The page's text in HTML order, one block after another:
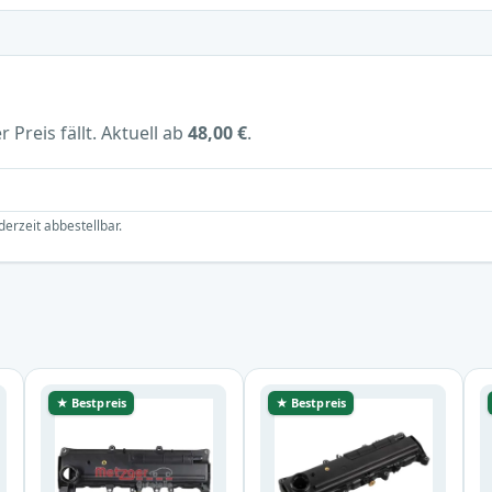
Preis fällt. Aktuell ab 48,00 €.
abbestellbar.
★ Bestpreis ★ Bestpreis